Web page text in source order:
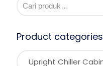
Product categories